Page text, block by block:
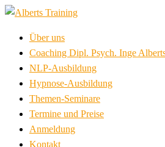
Über uns
Coaching Dipl. Psych. Inge
NLP-Ausbildung
Hypnose-Ausbildung
Themen-Seminare
Termine und Preise
Anmeldung
Kontakt